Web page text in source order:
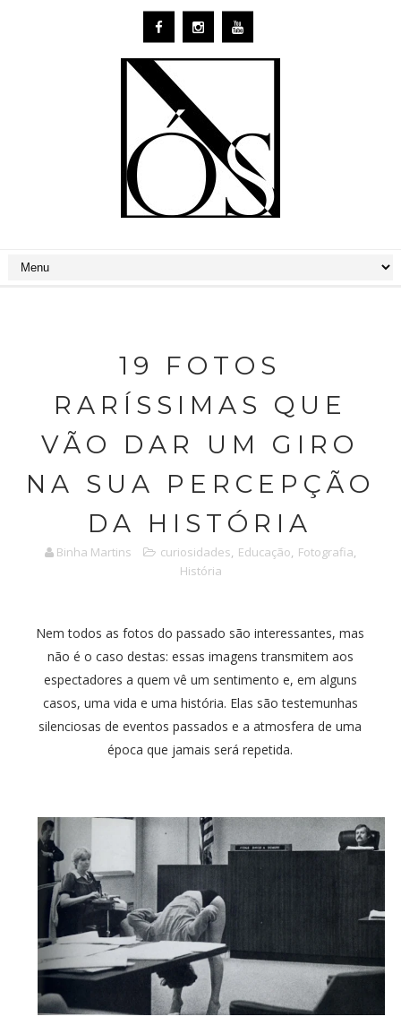
19 FOTOS
RARÍSSIMAS QUE
VÃO DAR UM GIRO
NA SUA PERCEPÇÃO
DA HISTÓRIA
Binha Martins curiosidades, Educação, Fotografia,
História
Nem todos as fotos do passado são interessantes, mas
não é o caso destas: essas imagens transmitem aos
espectadores a quem vê um sentimento e, em alguns
casos, uma vida e uma história. Elas são testemunhas
silenciosas de eventos passados e a atmosfera de uma
época que jamais será repetida.